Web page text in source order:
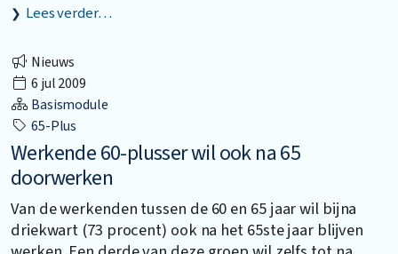
Lees verder…
Nieuws
6 jul 2009
Basismodule
65-Plus
Werkende 60-plusser wil ook na 65
doorwerken
Van de werkenden tussen de 60 en 65 jaar wil bijna
driekwart (73 procent) ook na het 65ste jaar blijven